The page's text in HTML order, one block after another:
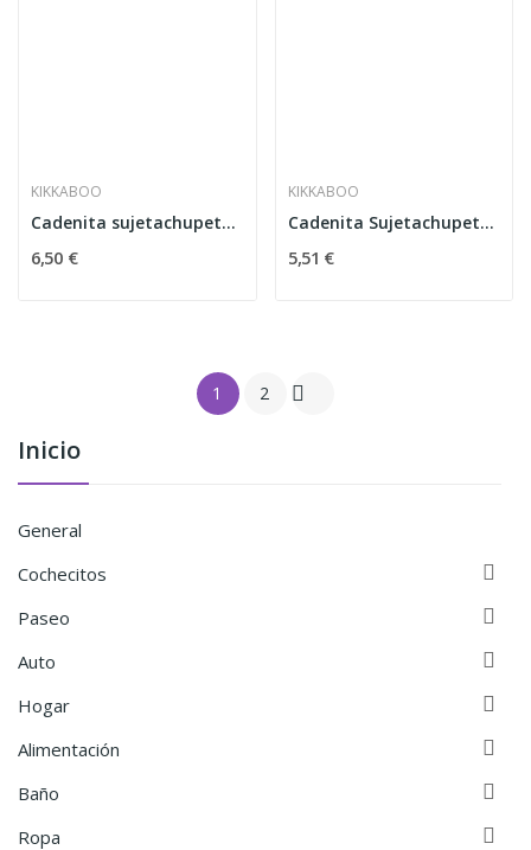
Inicio
General
Cochecitos

Paseo

Auto

Hogar

Alimentación

Baño

Ropa

KIKKABOO
Cadenita sujetachupetes Buddy Bear
6,50 €
KIKKABOO
Cadenita Sujetachupetes I Love Mummy
5,51 €
1 2 